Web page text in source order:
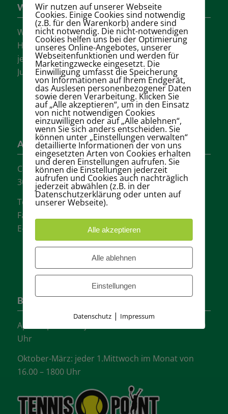
Wer sind wir?
Wir sind einer der größten Tennisvereine
Hannovers mit vielen aktiven Mannschaften in
jeder Altersklasse für Damen, Herren und
Jugendliche.
Adresse
Carl-Loges-Str.12
30657 Hannover
Tel.: + 49 511- 6046340
Fax: + 49 511- 601048
E-Mail:
info@tvgw-hannover.de
Bürozeiten
April-September: jeder Mittwoch von 16.00 -18:00
Uhr
Oktober-März: jeder 1.Mittwoch im Monat von
16.00 – 1800 Uhr
Wir nutzen auf unserer Webseite
Cookies. Einige Cookies sind notwendig
(z.B. für den Warenkorb) andere sind
nicht notwendig. Die nicht-notwendigen
Cookies helfen uns bei der Optimierung
unseres Online-Angebotes, unserer
Webseitenfunktionen und werden für
Marketingzwecke eingesetzt. Die
Einwilligung umfasst die Speicherung
von Informationen auf Ihrem Endgerät,
das Auslesen personenbezogener Daten
sowie deren Verarbeitung. Klicken Sie
auf „Alle akzeptieren“, um in den Einsatz
von nicht notwendigen Cookies
einzuwilligen oder auf „Alle ablehnen“,
wenn Sie sich anders entscheiden. Sie
können unter „Einstellungen verwalten“
detaillierte Informationen der von uns
eingesetzten Arten von Cookies erhalten
und deren Einstellungen aufrufen. Sie
können die Einstellungen jederzeit
aufrufen und Cookies auch nachträglich
jederzeit abwählen (z.B. in der
Datenschutzerklärung oder unten auf
unserer Webseite).
Alle akzeptieren
Alle ablehnen
Einstellungen
Datenschutz| Impressum